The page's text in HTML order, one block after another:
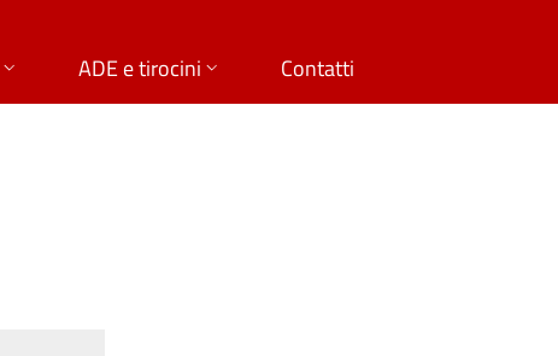
ADE e tirocini Contatti